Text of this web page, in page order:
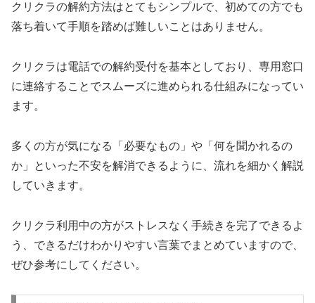
クリクラの解約方法はとてもシンプルで、初めての方でも
落ち着いて手順を踏めば難しいことはありません。
クリクラは電話での解約受付を基本としており、専用窓口
に連絡することでスムーズに進められる仕組みになってい
ます。
多くの方が気になる「必要なもの」や「何を聞かれるの
か」といった不安を解消できるように、流れを細かく解説
していきます。
クリクラ利用中の方がストレスなく手続きを完了できるよ
う、できるだけわかりやすい言葉でまとめていますので、
ぜひ参考にしてください。